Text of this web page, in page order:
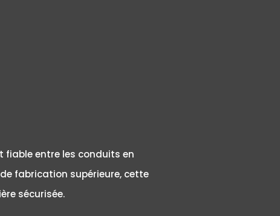
fiable entre les conduits en
fabrication supérieure, cette
sécurisée.